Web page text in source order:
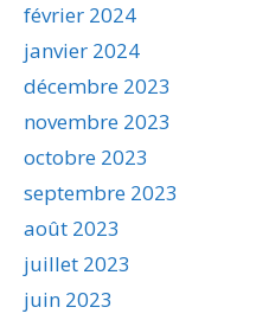
février 2024
janvier 2024
décembre 2023
novembre 2023
octobre 2023
septembre 2023
août 2023
juillet 2023
juin 2023